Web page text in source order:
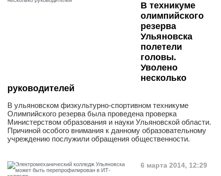
В техникуме
олимпийского
резерва
Ульяновска
полетели
головы.
Уволено
несколько
руководителей
В ульяновском физкультурно-спортивном техникуме
Олимпийского резерва была проведена проверка
Министерством образования и науки Ульяновской области.
Причиной особого внимания к данному образовательному
учреждению послужили обращения общественности.
6 марта 2014, 12:29